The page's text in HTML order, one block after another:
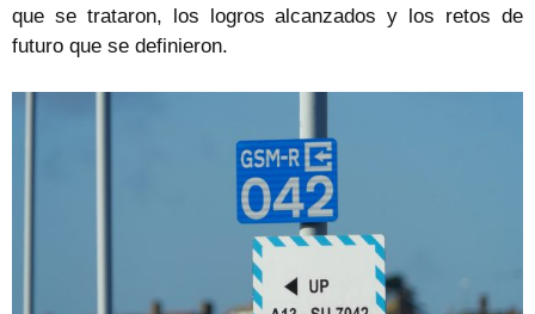
que se trataron, los logros alcanzados y los retos de
futuro que se definieron.